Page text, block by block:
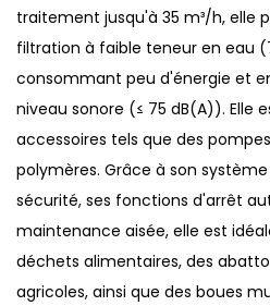
traitement jusqu'à 35 m³/h, elle
filtration à faible teneur en eau
consommant peu d'énergie et
niveau sonore (≤ 75 dB(A)). Elle
accessoires tels que des
polymères. Grâce à son
sécurité, ses fonctions d'arrêt
maintenance aisée, elle est
déchets alimentaires, des
agricoles, ainsi que des boues